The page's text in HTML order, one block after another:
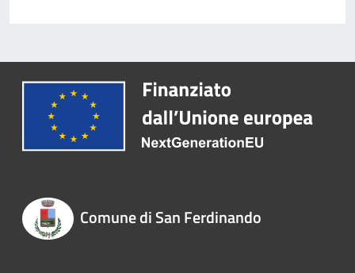
Comune di San Ferdinando